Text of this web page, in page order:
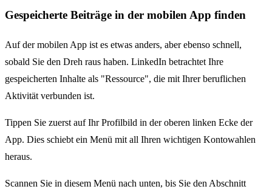
Gespeicherte Beiträge in der mobilen App finden
Auf der mobilen App ist es etwas anders, aber ebenso schnell,
sobald Sie den Dreh raus haben. LinkedIn betrachtet Ihre
gespeicherten Inhalte als "Ressource", die mit Ihrer beruflichen
Aktivität verbunden ist.
Tippen Sie zuerst auf Ihr Profilbild in der oberen linken Ecke der
App. Dies schiebt ein Menü mit all Ihren wichtigen Kontowahlen
heraus.
Scannen Sie in diesem Menü nach unten, bis Sie den Abschnitt